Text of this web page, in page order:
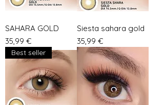
SAHARA GOLD
Preis
35,99 €
Siesta sahara gold
Preis
35,99 €
Best seller